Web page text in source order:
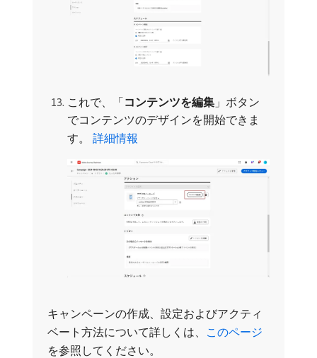
これで、「コンテンツを編集 」ボタン
でコンテンツのデザインを開始できま
す。 詳細情報
キャンペーンの作成、設定およびアクティ
ベート方法について詳しくは、 このページ ​
を参照してください。